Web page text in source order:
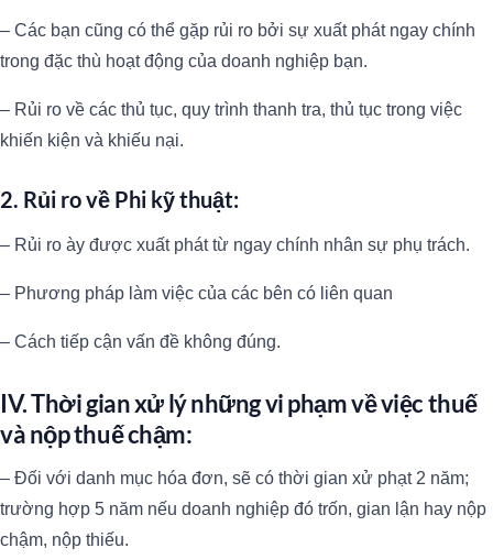
– Các bạn cũng có thể gặp rủi ro bởi sự xuất phát ngay chính
trong đặc thù hoạt động của doanh nghiệp bạn.
– Rủi ro về các thủ tục, quy trình thanh tra, thủ tục trong việc
khiến kiện và khiếu nại.
2. Rủi ro về Phi kỹ thuật:
– Rủi ro ày được xuất phát từ ngay chính nhân sự phụ trách.
– Phương pháp làm việc của các bên có liên quan
– Cách tiếp cận vấn đề không đúng.
IV. Thời gian xử lý những vi phạm về việc thuế
và nộp thuế chậm:
– Đối với danh mục hóa đơn, sẽ có thời gian xử phạt 2 năm;
trường hợp 5 năm nếu doanh nghiệp đó trốn, gian lận hay nộp
chậm, nộp thiếu.